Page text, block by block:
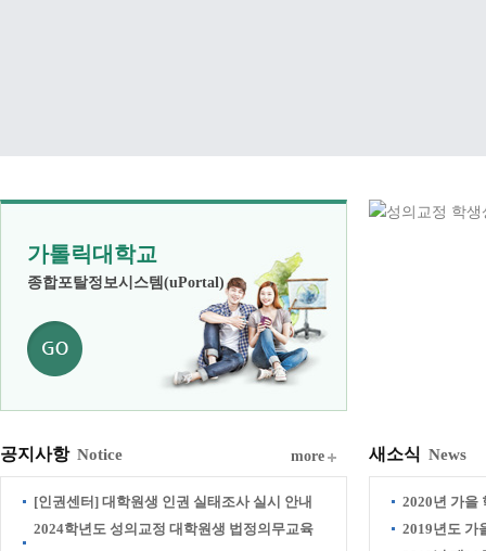
가톨릭대학교
종합포탈정보시스템(uPortal)
공지사항 Notice
[인권센터] 대학원생 인권 실태조사 실시 안내
2024학년도 성의교정 대학원생 법정의무교육
more 새소식 News
2020년 가을
2019년도 가